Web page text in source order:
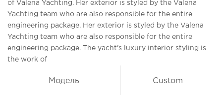
of Valena Yachting. Her exterior is styled by the Valena
Yachting team who are also responsible for the entire
engineering package. Her exterior is styled by the Valena
Yachting team who are also responsible for the entire
engineering package. The yacht's luxury interior styling is
the work of
Модель Custom